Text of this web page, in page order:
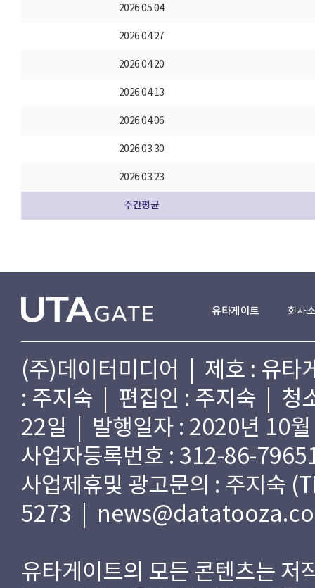
2026.05.04
2026.04.27
2026.04.20
2026.04.13
2026.04.06
2026.03.30
2026.03.23
주간평균
유타게이트 회사
(주)데이터미디어 | 제호 : 유
: 주지숙 | 편집인 : 주지숙 | 청
22일 | 발행일자 : 2020년 10
사업자등록번호 : 312-86-
사업제휴및 광고문의 : 주지숙
5273 |
유타게이트의 모든 콘텐츠는 저